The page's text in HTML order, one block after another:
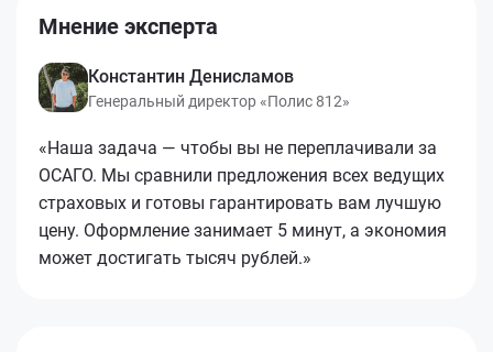
Мнение эксперта
Константин Денисламов
Генеральный директор «Полис 812»
«Наша задача — чтобы вы не переплачивали за
ОСАГО. Мы сравнили предложения всех ведущих
страховых и готовы гарантировать вам лучшую
цену. Оформление занимает 5 минут, а экономия
может достигать тысяч рублей.»